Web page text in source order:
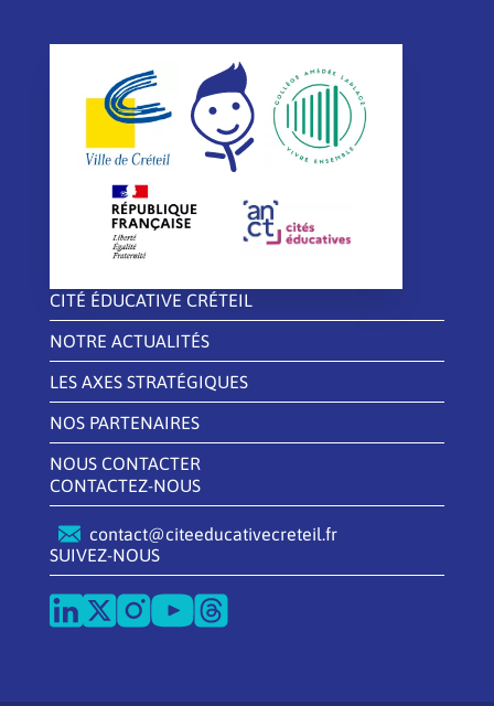
CITÉ ÉDUCATIVE CRÉTEIL
NOTRE ACTUALITÉS
LES AXES STRATÉGIQUES
NOS PARTENAIRES
NOUS CONTACTER
CONTACTEZ-NOUS
contact@citeeducativecreteil.fr
SUIVEZ-NOUS